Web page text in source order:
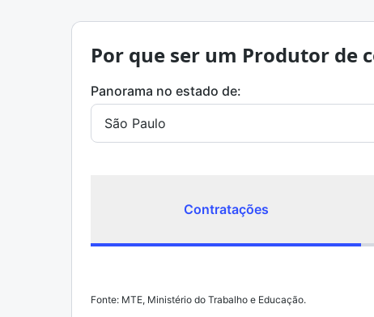
Por que ser um Produtor de
Panorama no estado de:
Contratações
Fonte: MTE, Ministério do Trabalho e Educação.